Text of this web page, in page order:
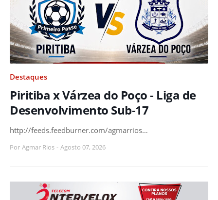
Destaques
Piritiba x Várzea do Poço - Liga de
Desenvolvimento Sub-17
http://feeds.feedburner.com/agmarrios…
Por Agmar Rios - Agosto 07, 2026